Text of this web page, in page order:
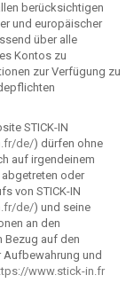
berücksichtigen
und europäischer
über alle
Kontos zu
zur Verfügung zu
STICK-IN
de/) dürfen ohne
auf irgendeinem
oder
von STICK-IN
de/) und seine
an den
Bezug auf den
Aufbewahrung und
www.stick-in.fr